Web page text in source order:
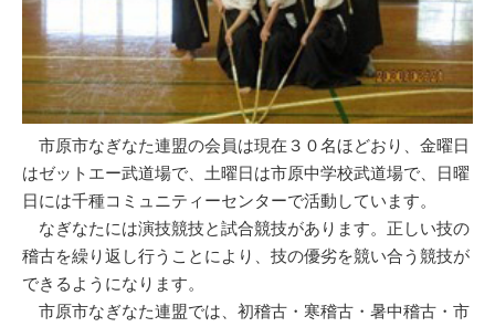
市原市なぎなた連盟の会員は現在３０名ほどおり、金曜日
はゼットエー武道場で、土曜日は市原中学校武道場で、日曜
日には千種コミュニティーセンターで活動しています。
なぎなたには演技競技と試合競技があります。正しい技の
稽古を繰り返し行うことにより、技の優劣を競い合う競技が
できるようになります。
市原市なぎなた連盟では、初稽古・寒稽古・暑中稽古・市